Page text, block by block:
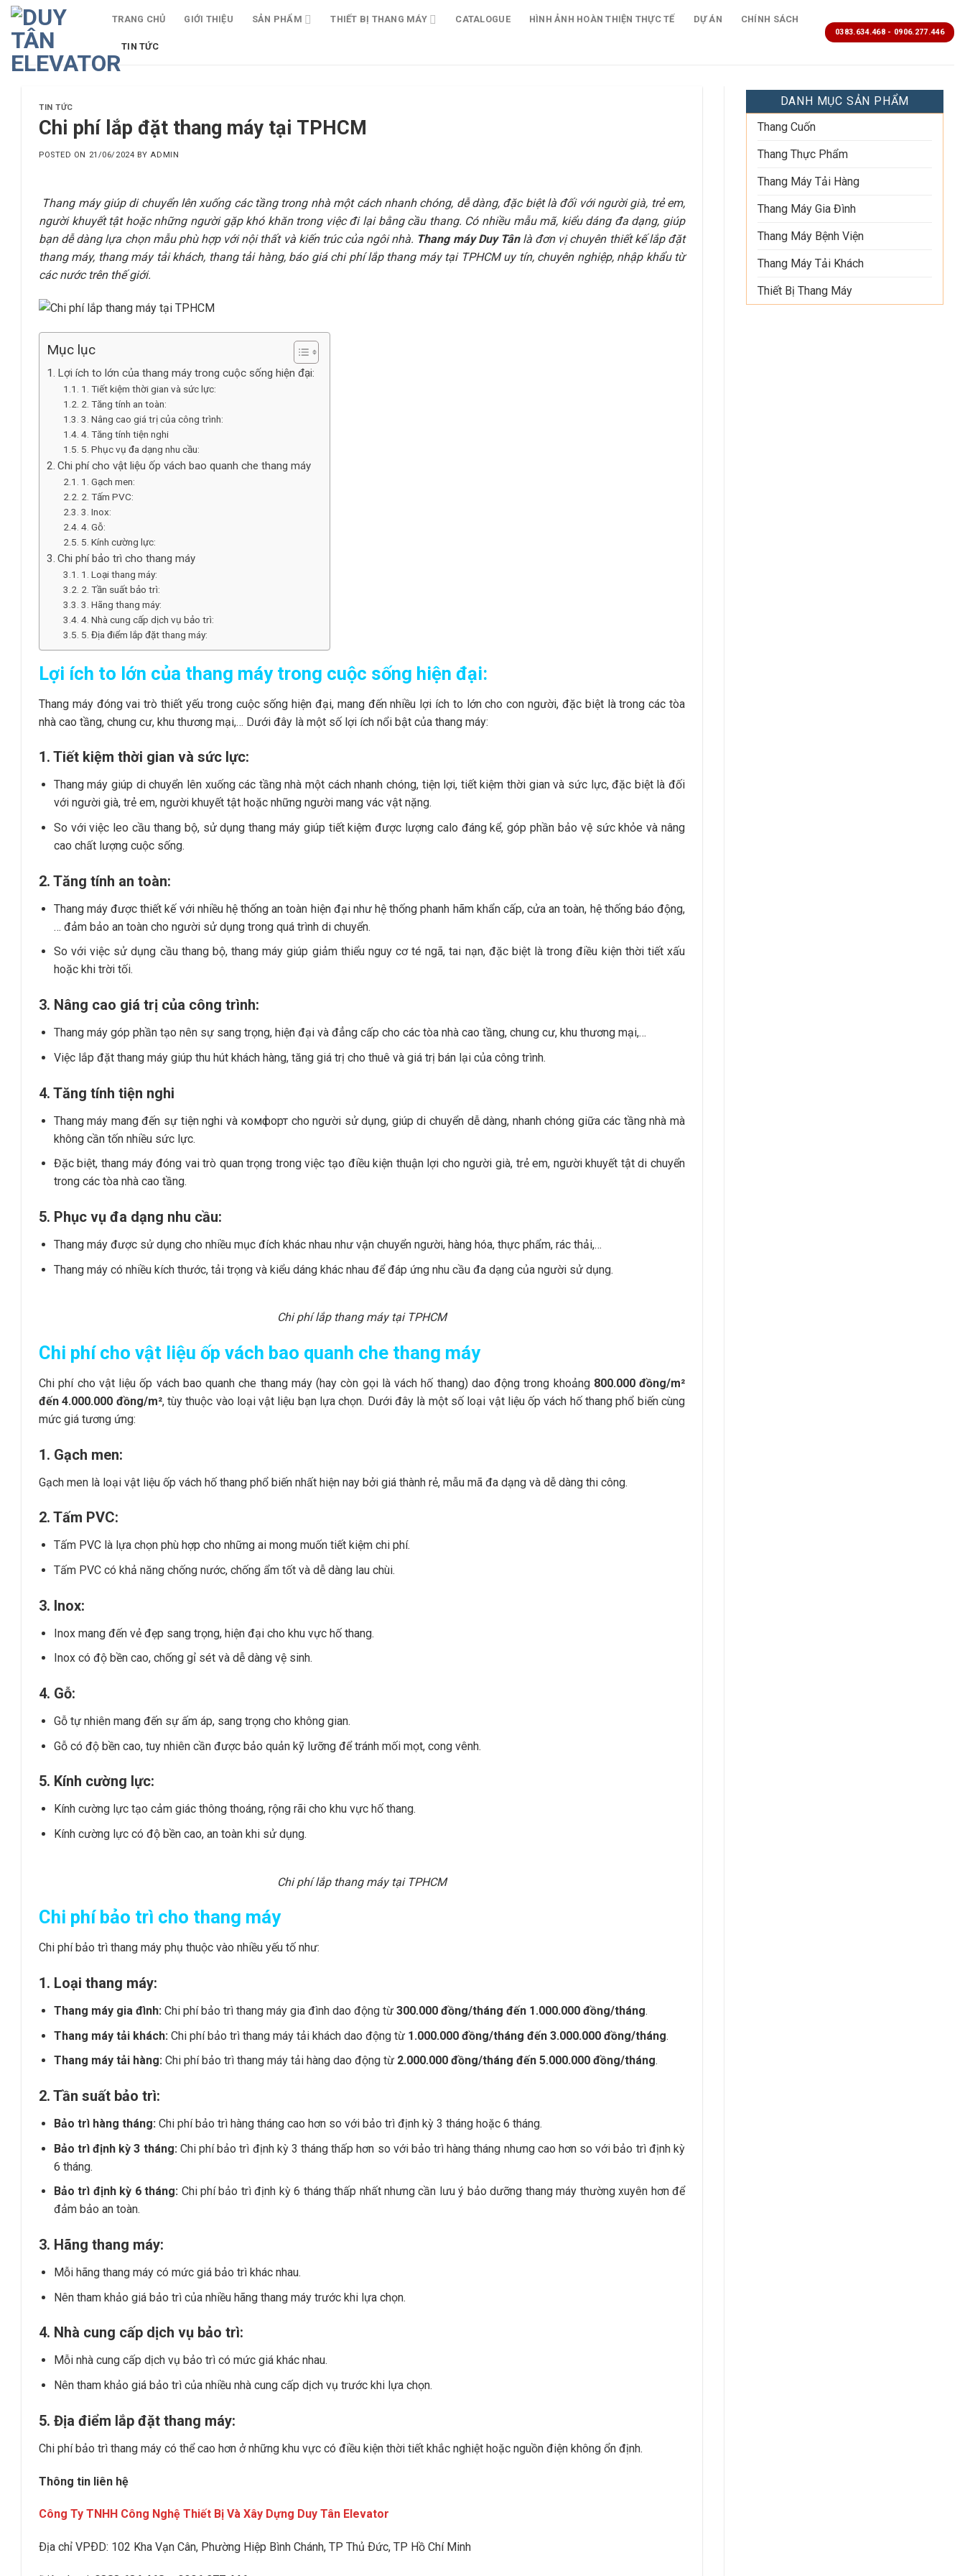
Skip
content
TRANG CHỦ GIỚI THIỆU SẢN PHẨM THIẾT BỊ THANG MÁY CATALOGUE HÌNH ẢNH HOÀN THIỆN THỰC TẾ DỰ ÁN CHÍNH SÁCH
TIN TỨC
0383.634.468 - 0906.277.446
TIN TỨC
Chi phí lắp đặt thang máy tại TPHCM
POSTED ON 21/06/2024 BYADMIN
Thang máy giúp di chuyển lên xuống các tầng trong nhà một cách nhanh chóng, dễ dàng, đặc biệt là đối với người già, trẻ em,
người khuyết tật hoặc những người gặp khó khăn trong việc đi lại bằng cầu thang. Có nhiều mẫu mã, kiểu dáng đa dạng, giúp
bạn dễ dàng lựa chọn mẫu phù hợp với nội thất và kiến trúc của ngôi nhà. Thang máy Duy Tânlà đơn vị chuyên thiết kế lắp đặt
thang máy, thang máy tải khách, thang tải hàng, báo giá chi phí lắp thang máy tại TPHCM uy tín, chuyên nghiệp, nhập khẩu từ
các nước trên thế giới.
Mục lục
Lợi ích to lớn của thang máy trong cuộc sống hiện đại:
1. Tiết kiệm thời gian và sức lực:
2. Tăng tính an toàn:
3. Nâng cao giá trị của công trình:
4. Tăng tính tiện nghi
5. Phục vụ đa dạng nhu cầu:
Chi phí cho vật liệu ốp vách bao quanh che thang máy
1. Gạch men:
2. Tấm PVC:
3. Inox:
4. Gỗ:
5. Kính cường lực:
Chi phí bảo trì cho thang máy
1. Loại thang máy:
2. Tần suất bảo trì:
3. Hãng thang máy:
4. Nhà cung cấp dịch vụ bảo trì:
5. Địa điểm lắp đặt thang máy:
Lợi ích to lớn của thang máy trong cuộc sống hiện đại:
Thang máy đóng vai trò thiết yếu trong cuộc sống hiện đại, mang đến nhiều lợi ích to lớn cho con người, đặc biệt là trong các tòa
nhà cao tầng, chung cư, khu thương mại,… Dưới đây là một số lợi ích nổi bật của thang máy:
1. Tiết kiệm thời gian và sức lực:
Thang máy giúp di chuyển lên xuống các tầng nhà một cách nhanh chóng, tiện lợi, tiết kiệm thời gian và sức lực, đặc biệt là đối
với người già, trẻ em, người khuyết tật hoặc những người mang vác vật nặng.
So với việc leo cầu thang bộ, sử dụng thang máy giúp tiết kiệm được lượng calo đáng kể, góp phần bảo vệ sức khỏe và nâng
cao chất lượng cuộc sống.
2. Tăng tính an toàn:
Thang máy được thiết kế với nhiều hệ thống an toàn hiện đại như hệ thống phanh hãm khẩn cấp, cửa an toàn, hệ thống báo động,
… đảm bảo an toàn cho người sử dụng trong quá trình di chuyển.
So với việc sử dụng cầu thang bộ, thang máy giúp giảm thiểu nguy cơ té ngã, tai nạn, đặc biệt là trong điều kiện thời tiết xấu
hoặc khi trời tối.
3. Nâng cao giá trị của công trình:
Thang máy góp phần tạo nên sự sang trọng, hiện đại và đẳng cấp cho các tòa nhà cao tầng, chung cư, khu thương mại,…
Việc lắp đặt thang máy giúp thu hút khách hàng, tăng giá trị cho thuê và giá trị bán lại của công trình.
4. Tăng tính tiện nghi
Thang máy mang đến sự tiện nghi và комфорт cho người sử dụng, giúp di chuyển dễ dàng, nhanh chóng giữa các tầng nhà mà
không cần tốn nhiều sức lực.
Đặc biệt, thang máy đóng vai trò quan trọng trong việc tạo điều kiện thuận lợi cho người già, trẻ em, người khuyết tật di chuyển
trong các tòa nhà cao tầng.
5. Phục vụ đa dạng nhu cầu:
Thang máy được sử dụng cho nhiều mục đích khác nhau như vận chuyển người, hàng hóa, thực phẩm, rác thải,…
Thang máy có nhiều kích thước, tải trọng và kiểu dáng khác nhau để đáp ứng nhu cầu đa dạng của người sử dụng.
Chi phí lắp thang máy tại TPHCM
Chi phí cho vật liệu ốp vách bao quanh che thang máy
Chi phí cho vật liệu ốp vách bao quanh che thang máy (hay còn gọi là vách hố thang) dao động trong khoảng 800.000 đồng/m²
đến 4.000.000 đồng/m², tùy thuộc vào loại vật liệu bạn lựa chọn. Dưới đây là một số loại vật liệu ốp vách hố thang phổ biến cùng
mức giá tương ứng:
1. Gạch men:
Gạch men là loại vật liệu ốp vách hố thang phổ biến nhất hiện nay bởi giá thành rẻ, mẫu mã đa dạng và dễ dàng thi công.
2. Tấm PVC:
Tấm PVC là lựa chọn phù hợp cho những ai mong muốn tiết kiệm chi phí.
Tấm PVC có khả năng chống nước, chống ẩm tốt và dễ dàng lau chùi.
3. Inox:
Inox mang đến vẻ đẹp sang trọng, hiện đại cho khu vực hố thang.
Inox có độ bền cao, chống gỉ sét và dễ dàng vệ sinh.
4. Gỗ:
Gỗ tự nhiên mang đến sự ấm áp, sang trọng cho không gian.
Gỗ có độ bền cao, tuy nhiên cần được bảo quản kỹ lưỡng để tránh mối mọt, cong vênh.
5. Kính cường lực:
Kính cường lực tạo cảm giác thông thoáng, rộng rãi cho khu vực hố thang.
Kính cường lực có độ bền cao, an toàn khi sử dụng.
Chi phí lắp thang máy tại TPHCM
Chi phí bảo trì cho thang máy
Chi phí bảo trì thang máy phụ thuộc vào nhiều yếu tố như:
1. Loại thang máy:
Thang máy gia đình:Chi phí bảo trì thang máy gia đình dao động từ 300.000 đồng/tháng đến 1.000.000 đồng/tháng.
Thang máy tải khách: Chi phí bảo trì thang máy tải khách dao động từ 1.000.000 đồng/tháng đến 3.000.000 đồng/tháng.
Thang máy tải hàng:Chi phí bảo trì thang máy tải hàng dao động từ 2.000.000 đồng/tháng đến 5.000.000 đồng/tháng.
2. Tần suất bảo trì:
Bảo trì hàng tháng:Chi phí bảo trì hàng tháng cao hơn so với bảo trì định kỳ 3 tháng hoặc 6 tháng.
Bảo trì định kỳ 3 tháng: Chi phí bảo trì định kỳ 3 tháng thấp hơn so với bảo trì hàng tháng nhưng cao hơn so với bảo trì định kỳ
6 tháng.
Bảo trì định kỳ 6 tháng: Chi phí bảo trì định kỳ 6 tháng thấp nhất nhưng cần lưu ý bảo dưỡng thang máy thường xuyên hơn để
đảm bảo an toàn.
3. Hãng thang máy:
Mỗi hãng thang máy có mức giá bảo trì khác nhau.
Nên tham khảo giá bảo trì của nhiều hãng thang máy trước khi lựa chọn.
4. Nhà cung cấp dịch vụ bảo trì:
Mỗi nhà cung cấp dịch vụ bảo trì có mức giá khác nhau.
Nên tham khảo giá bảo trì của nhiều nhà cung cấp dịch vụ trước khi lựa chọn.
5. Địa điểm lắp đặt thang máy:
Chi phí bảo trì thang máy có thể cao hơn ở những khu vực có điều kiện thời tiết khắc nghiệt hoặc nguồn điện không ổn định.
Thông tin liên hệ
Công Ty TNHH Công Nghệ Thiết Bị Và Xây Dựng Duy Tân Elevator
Ðịa chỉ VPÐD: 102 Kha Vạn Cân, Phường Hiệp Bình Chánh, TP Thủ Ðức, TP Hồ Chí Minh
DANH MỤC SẢN PHẨM
Thang Cuốn
Thang Thực Phẩm
Thang Máy Tải Hàng
Thang Máy Gia Đình
Thang Máy Bệnh Viện
Thang Máy Tải Khách
Thiết Bị Thang Máy